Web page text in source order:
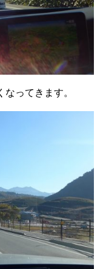
ってきます。